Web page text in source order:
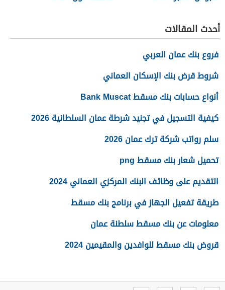
أحدث المقالات
فروع بنك عمان العربي
شروط قرض بنك الإسكان العماني
أنواع حسابات بنك مسقط Bank Muscat
كيفية التسجيل في تجنيد شرطة عمان السلطانية 2026
سلم رواتب شركة ترك عمان 2026
تحميل شعار بنك مسقط png
التقديم على وظائف البنك المركزي العماني 2024
طريقة تفعيل الجهاز في برنامج بنك مسقط
معلومات عن بنك مسقط سلطنة عمان
قروض بنك مسقط للوافدين والمقيمين 2024